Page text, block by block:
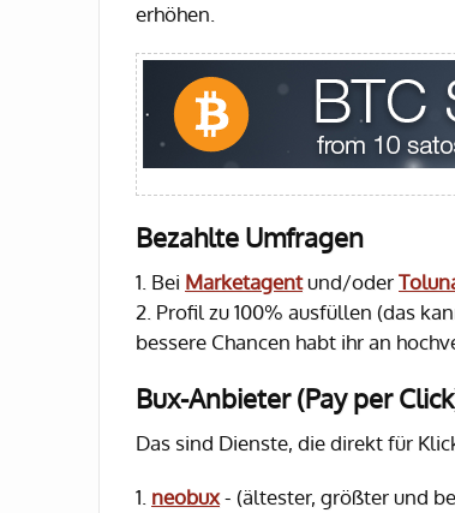
erhöhen.
Bezahlte Umfragen
1. Bei Marketagentund/oder
2. Profil zu 100% ausfüllen (das
bessere Chancen habt ihr an
Bux-Anbieter (Pay per
Das sind Dienste, die direkt für
1. neobux- (ältester, größter und